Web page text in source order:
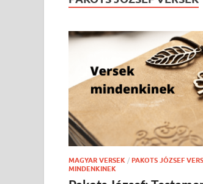
MAGYAR VERSEK / PAKOTS JÓZSEF
MINDENKINEK